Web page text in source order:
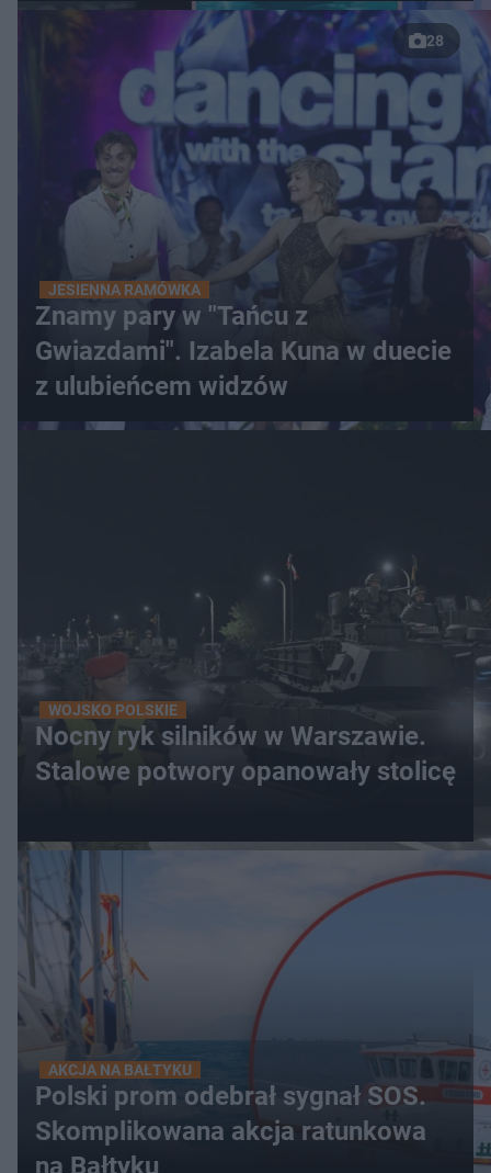
28
JESIENNA RAMÓWKA
Znamy pary w "Tańcu z
Gwiazdami". Izabela Kuna w duecie
z ulubieńcem widzów
WOJSKO POLSKIE
Nocny ryk silników w Warszawie.
Stalowe potwory opanowały stolicę
AKCJA NA BAŁTYKU
Polski prom odebrał sygnał SOS.
Skomplikowana akcja ratunkowa
na Bałtyku